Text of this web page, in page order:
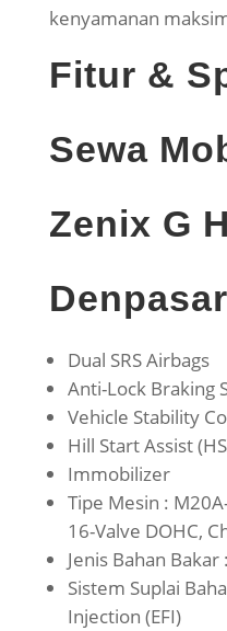
kenyamanan
Fitur &
Sewa
Zenix G
Denpasar
Dual SRS Airbags
Anti-Lock Braking
Vehicle Stability
Hill Start Assist
Immobilizer
Tipe Mesin :
16-Valve DOHC,
Jenis Bahan Bakar
Sistem Suplai
Injection (EFI)